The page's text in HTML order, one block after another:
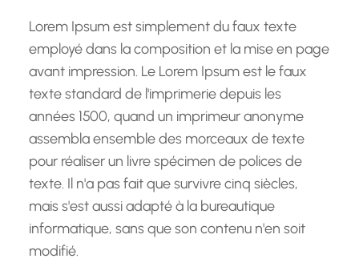
Lorem Ipsum est simplement du faux texte
employé dans la composition et la mise en page
avant impression. Le Lorem Ipsum est le faux
texte standard de l'imprimerie depuis les
années 1500, quand un imprimeur anonyme
assembla ensemble des morceaux de texte
pour réaliser un livre spécimen de polices de
texte. Il n'a pas fait que survivre cinq siècles,
mais s'est aussi adapté à la bureautique
informatique, sans que son contenu n'en soit
modifié.